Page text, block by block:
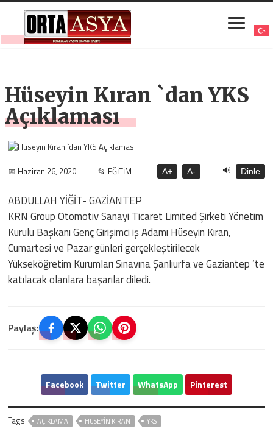
Hüseyin Kıran `dan YKS
Açıklaması
📅 Haziran 26, 2020 📂 EĞİTİM A+ A- 🔊 Dinle
ABDULLAH YİĞİT- GAZİANTEP
KRN Group Otomotiv Sanayi Ticaret Limited Şirketi Yönetim
Kurulu Başkanı Genç Girişimci iş Adamı Hüseyin Kıran,
Cumartesi ve Pazar günleri gerçekleştirilecek
Yükseköğretim Kurumları Sınavına Şanlıurfa ve Gaziantep ‘te
katılacak olanlara başarılar diledi.
Paylaş:
Facebook Twitter WhatsApp Pinterest
Tags AÇIKLAMA HÜSEYIN KIRAN YKS